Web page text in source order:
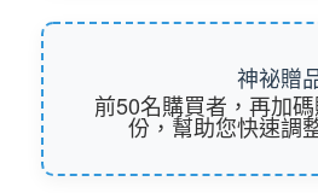
神祕贈
前50名購買者，再加
份，幫助您快速調